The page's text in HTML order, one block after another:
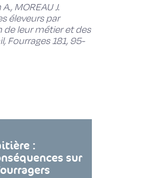
MOREAU J.
éleveurs par
leur métier et des
Fourrages 181, 95-
:
sur